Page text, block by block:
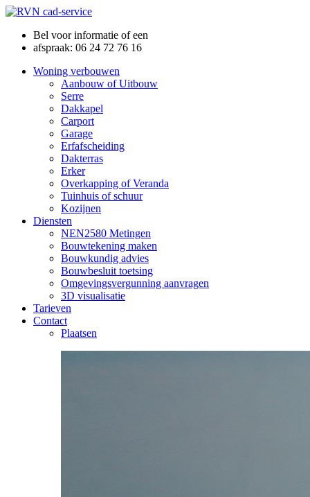
Bel voor informatie of een
afspraak: 06 24 72 76 16
Woning verbouwen
Aanbouw of Uitbouw
Serre
Dakkapel
Carport
Garage
Erfafscheiding
Dakterras
Erker
Overkapping of Veranda
Tuinhuis of schuur
Kozijnen
Diensten
NEN2580 Metingen
Bouwtekening maken
Bouwkundig advies
Bouwbesluit toetsing
Omgevingsvergunning aanvragen
3D visualisatie
Tarieven
Contact
Plaatsen